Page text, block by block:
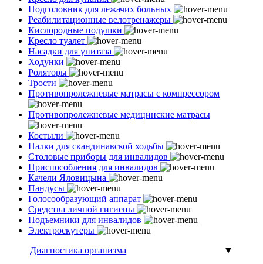
Подголовник для лежачих больных
Реабилитационные велотренажеры
Кислородные подушки
Кресло туалет
Насадки для унитаза
Ходунки
Роляторы
Трости
Противопролежневые матрасы с компрессором
Противопролежневые медицинские матрасы
Костыли
Палки для скандинавской ходьбы
Столовые приборы для инвалидов
Приспособления для инвалидов
Качели Яловицына
Пандусы
Голосообразующий аппарат
Средства личной гигиены
Подъемники для инвалидов
Электроскутеры
Диагностика организма
▼